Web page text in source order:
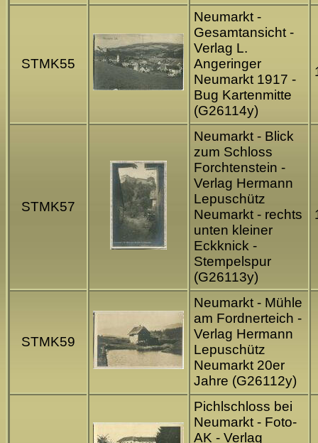
STMK55
Neumarkt -
Gesamtansicht -
Verlag L.
Angeringer
Neumarkt 1917 -
Bug Kartenmitte
(G26114y)
STMK57
Neumarkt - Blick
zum Schloss
Forchtenstein -
Verlag Hermann
Lepuschütz
Neumarkt - rechts
unten kleiner
Eckknick -
Stempelspur
(G26113y)
STMK59
Neumarkt - Mühle
am Fordnerteich -
Verlag Hermann
Lepuschütz
Neumarkt 20er
Jahre (G26112y)
Pichlschloss bei
Neumarkt - Foto-
AK - Verlag